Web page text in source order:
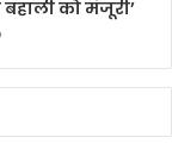
को मंजूरी’